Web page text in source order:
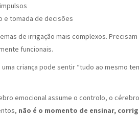
e tomada de decisões
de irrigação mais complexos.
funcionais.
criança pode sentir “tudo ao mesmo
emocional assume o controlo, o
não é o momento de ensinar,